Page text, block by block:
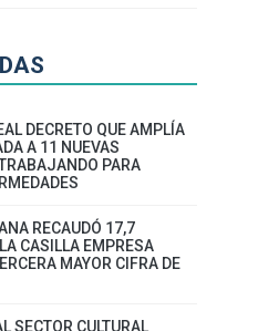
DECRETO QUE AMPLÍA
A 11 NUEVAS
PARA
RECAUDÓ 17,7
CASILLA EMPRESA
MAYOR CIFRA DE
SECTOR CULTURAL